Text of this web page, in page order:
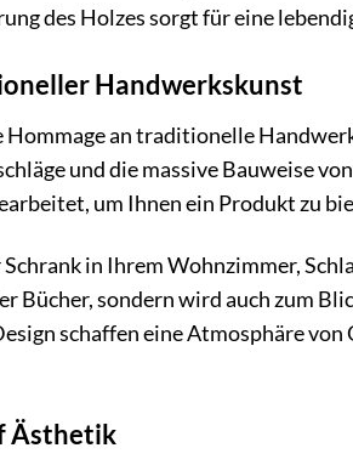
des Holzes sorgt für eine
Handwerkskunst
Hommage an traditionelle
und die massive Bauweise
um Ihnen ein Produkt zu
Schrank in Ihrem Wohnzimmer,
Bücher, sondern wird auch zum
schaffen eine Atmosphäre
Ästhetik